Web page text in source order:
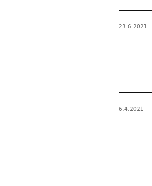
23.6.2021
6.4.2021